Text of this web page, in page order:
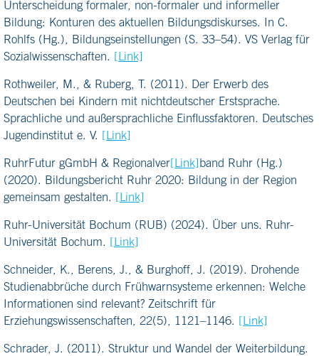
Unterscheidung formaler, non-formaler und informeller
Bildung: Konturen des aktuellen Bildungsdiskurses. In C.
Rohlfs (Hg.), Bildungseinstellungen (S. 33–54). VS Verlag für
Sozialwissenschaften. [Link]
Rothweiler, M., & Ruberg, T. (2011). Der Erwerb des
Deutschen bei Kindern mit nichtdeutscher Erstsprache.
Sprachliche und außersprachliche Einflussfaktoren. Deutsches
Jugendinstitut e. V. [Link]
RuhrFutur gGmbH & Regionalver[Link]band Ruhr (Hg.)
(2020). Bildungsbericht Ruhr 2020: Bildung in der Region
gemeinsam gestalten. [Link]
Ruhr-Universität Bochum (RUB) (2024). Über uns. Ruhr-
Universität Bochum. [Link]
Schneider, K., Berens, J., & Burghoff, J. (2019). Drohende
Studienabbrüche durch Frühwarnsysteme erkennen: Welche
Informationen sind relevant? Zeitschrift für
Erziehungswissenschaften, 22(5), 1121–1146. [Link]
Schrader, J. (2011). Struktur und Wandel der Weiterbildung.